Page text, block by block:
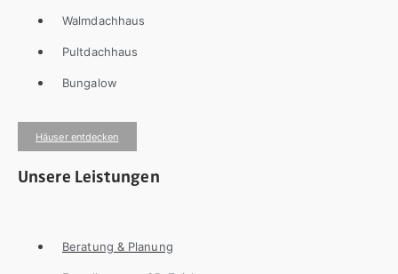
Walmdachhaus
Pultdachhaus
Bungalow
Häuser entdecken
Unsere Leistungen
Beratung & Planung